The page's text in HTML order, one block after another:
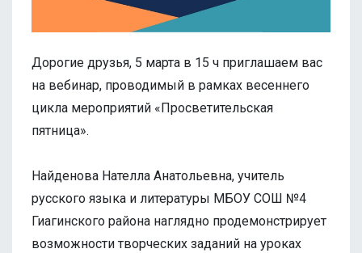
Дорогие друзья, 5 марта в 15 ч приглашаем вас
на вебинар, проводимый в рамках весеннего
цикла мероприятий «Просветительская
пятница».
Найденова Нателла Анатольевна, учитель
русского языка и литературы МБОУ СОШ №4
Гиагинского района наглядно продемонстрирует
возможности творческих заданий на уроках